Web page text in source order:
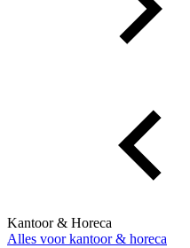
Kantoor & Horeca
Alles voor kantoor & horeca